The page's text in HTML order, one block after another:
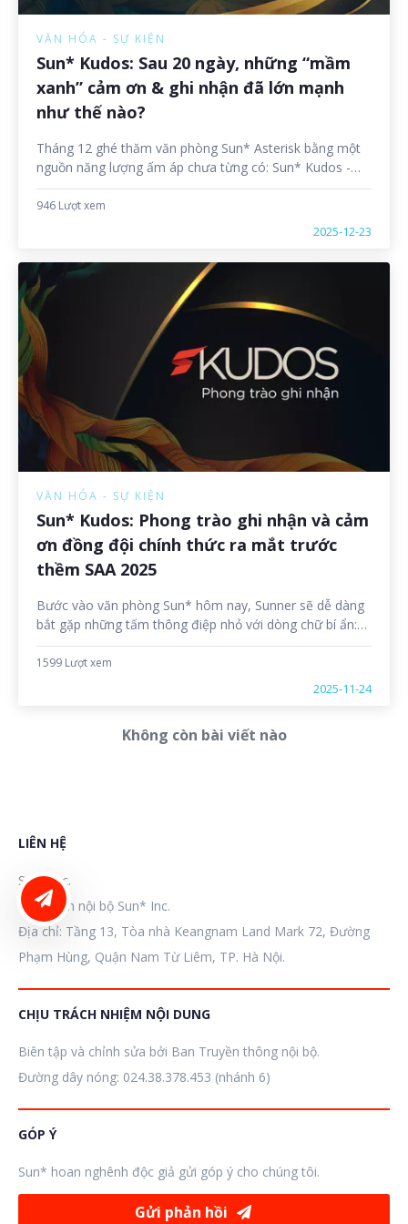
VĂN HÓA - SỰ KIỆN
Sun* Kudos: Sau 20 ngày, những “mầm
xanh” cảm ơn & ghi nhận đã lớn mạnh
như thế nào?
Tháng 12 ghé thăm văn phòng Sun* Asterisk bằng một
nguồn năng lượng ấm áp chưa từng có: Sun* Kudos -
Phong trào ghi nhận và cảm ơn hưởng ứng SAA 2025
chính thức xuất hiện. Một không gian số mới mẻ đã
được mở ra, đưa hành trình nuôi dưỡng văn hóa ghi
ơn vốn đã hiện diện trong đời sống làm việc hằng ngày
được hệ thống hóa, kết nối và lan tỏa mạnh mẽ hơn.
946 Lượt xem
2025-12-23
VĂN HÓA - SỰ KIỆN
Sun* Kudos: Phong trào ghi nhận và cảm
ơn đồng đội chính thức ra mắt trước
thềm SAA 2025
Bước vào văn phòng Sun* hôm nay, Sunner sẽ dễ dàng
bắt gặp những tấm thông điệp nhỏ với dòng chữ bí ẩn:
“Tôi muốn gửi đến bạn một lời Kudos vì…”. Từ máy
check-in, khu vực uống nước cho đến phòng họp, những
“secret” thú vị ấy đang khiến cả văn phòng rần rần tò
đến thế? Cùng Sun* News khám phá nhé!
1599 Lượt xem
2025-11-24
Không còn bài viết nào
LIÊN HỆ
Sun* Inc.
Tòa soạn nội bộ Sun* Inc.
Địa chỉ: Tầng 13, Tòa nhà Keangnam Land Mark 72, Đường
Phạm Hùng, Quận Nam Từ Liêm, TP. Hà Nội.
CHỊU TRÁCH NHIỆM NỘI DUNG
Biên tập và chỉnh sửa bởi Ban Truyền thông nội bộ.
Đường dây nóng: 024.38.378.453 (nhánh 6)
GÓP Ý
Sun* hoan nghênh độc giả gửi góp ý cho chúng tôi.
Gửi phản hồi
LIÊN HỆ ĐĂNG BÀI